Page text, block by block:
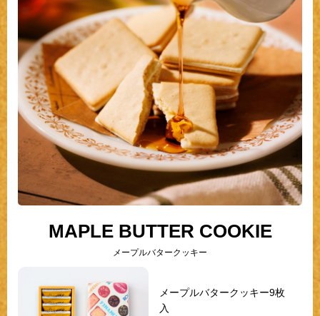
MAPLE BUTTER COOKIE
メープルバタークッキー
メープルバタークッキー9枚
入